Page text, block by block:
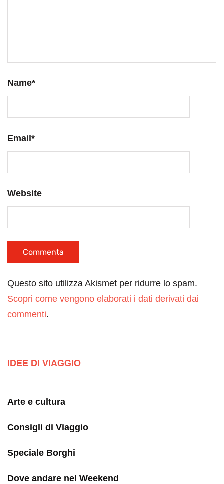
Name*
Email*
Website
Questo sito utilizza Akismet per ridurre lo spam.
Scopri come vengono elaborati i dati derivati dai
commenti.
IDEE DI VIAGGIO
Arte e cultura
Consigli di Viaggio
Speciale Borghi
Dove andare nel Weekend